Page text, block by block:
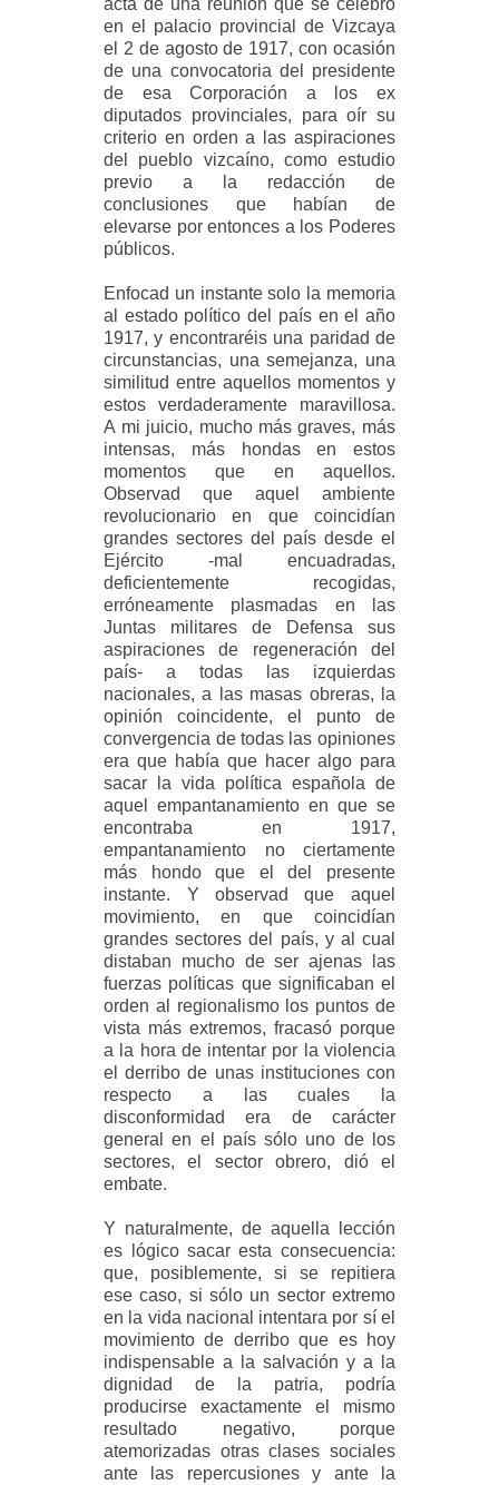
acta de una reunión que se celebró
en el palacio provincial de Vizcaya
el 2 de agosto de 1917, con ocasión
de una convocatoria del presidente
de esa Corporación a los ex
diputados provinciales, para oír su
criterio en orden a las aspiraciones
del pueblo vizcaíno, como estudio
previo a la redacción de
conclusiones que habían de
elevarse por entonces a los Poderes
públicos.
Enfocad un instante solo la memoria
al estado político del país en el año
1917, y encontraréis una paridad de
circunstancias, una semejanza, una
similitud entre aquellos momentos y
estos verdaderamente maravillosa.
A mi juicio, mucho más graves, más
intensas, más hondas en estos
momentos que en aquellos.
Observad que aquel ambiente
revolucionario en que coincidían
grandes sectores del país desde el
Ejército -mal encuadradas,
deficientemente recogidas,
erróneamente plasmadas en las
Juntas militares de Defensa sus
aspiraciones de regeneración del
país- a todas las izquierdas
nacionales, a las masas obreras, la
opinión coincidente, el punto de
convergencia de todas las opiniones
era que había que hacer algo para
sacar la vida política española de
aquel empantanamiento en que se
encontraba en 1917,
empantanamiento no ciertamente
más hondo que el del presente
instante. Y observad que aquel
movimiento, en que coincidían
grandes sectores del país, y al cual
distaban mucho de ser ajenas las
fuerzas políticas que significaban el
orden al regionalismo los puntos de
vista más extremos, fracasó porque
a la hora de intentar por la violencia
el derribo de unas instituciones con
respecto a las cuales la
disconformidad era de carácter
general en el país sólo uno de los
sectores, el sector obrero, dió el
embate.
Y naturalmente, de aquella lección
es lógico sacar esta consecuencia:
que, posiblemente, si se repitiera
ese caso, si sólo un sector extremo
en la vida nacional intentara por sí el
movimiento de derribo que es hoy
indispensable a la salvación y a la
dignidad de la patria, podría
producirse exactamente el mismo
resultado negativo, porque
atemorizadas otras clases sociales
ante las repercusiones y ante la